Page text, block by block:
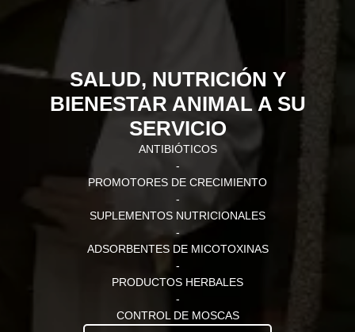
SALUD, NUTRICIÓN Y
BIENESTAR ANIMAL A SU
SERVICIO
ANTIBIÓTICOS
-
PROMOTORES DE CRECIMIENTO
-
SUPLEMENTOS NUTRICIONALES
-
ADSORBENTES DE MICOTOXINAS
-
PRODUCTOS HERBALES
-
CONTROL DE MOSCAS